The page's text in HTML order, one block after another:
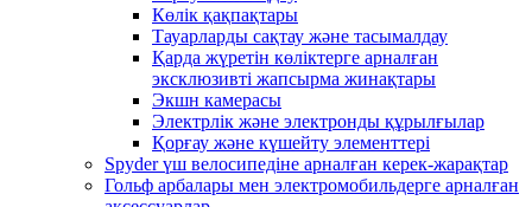
Көлік қақпақтары
Тауарларды сақтау және тасымалдау
Қарда жүретін көліктерге арналған
эксклюзивті жапсырма жинақтары
Экшн камерасы
Электрлік және электронды құрылғылар
Қорғау және күшейту элементтері
Spyder үш велосипедіне арналған керек-жарақтар
Гольф арбалары мен электромобильдерге арналған